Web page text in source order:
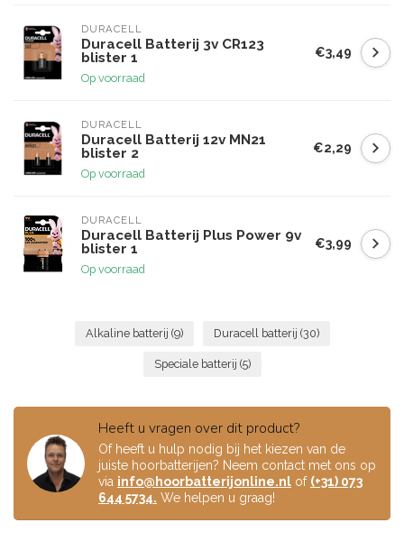
DURACELL
Duracell Batterij 3v CR123
blister 1
Op voorraad
€3,49
DURACELL
Duracell Batterij 12v MN21
blister 2
Op voorraad
€2,29
DURACELL
Duracell Batterij Plus Power 9v
blister 1
Op voorraad
€3,99
Alkaline batterij (9) Duracell batterij (30)
Speciale batterij (5)
Heeft u vragen over dit product?
Of heeft u hulp nodig bij het kiezen van de
juiste hoorbatterijen? Neem contact met ons op
via info@hoorbatterijonline.nl of (+31) 073
644 5734. We helpen u graag!